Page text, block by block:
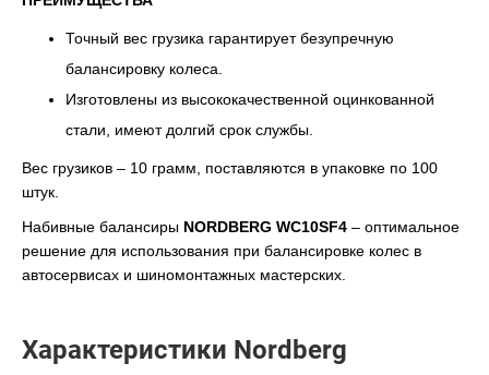
Точный вес грузика гарантирует безупречную
балансировку колеса.
Изготовлены из высококачественной оцинкованной
стали, имеют долгий срок службы.
Вес грузиков – 10 грамм, поставляются в упаковке по 100
штук.
Набивные балансиры NORDBERG WC10SF4 – оптимальное
решение для использования при балансировке колес в
автосервисах и шиномонтажных мастерских.
Характеристики Nordberg